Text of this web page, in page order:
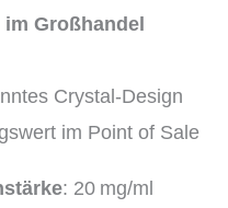
Großhandel
Crystal-Design
im Point of Sale
: 20 mg/ml